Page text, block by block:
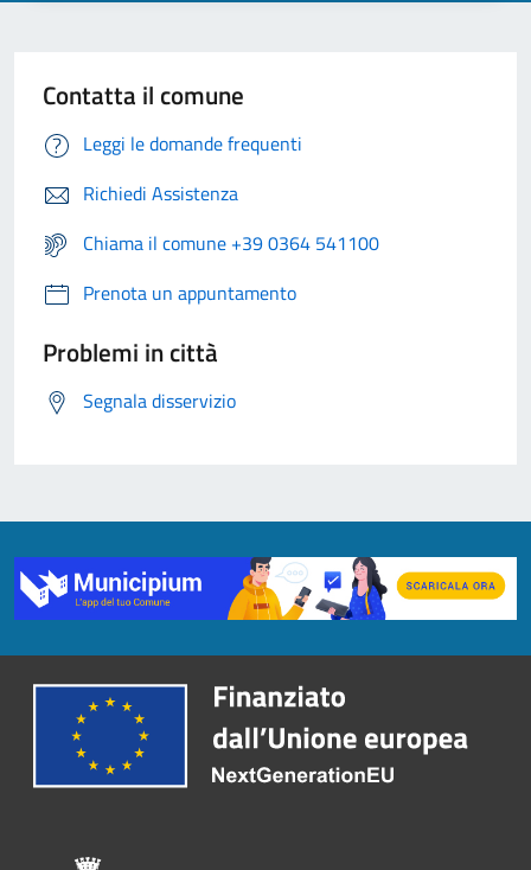
Contatta il comune
Leggi le domande frequenti
Richiedi Assistenza
Chiama il comune +39 0364 541100
Prenota un appuntamento
Problemi in città
Segnala disservizio